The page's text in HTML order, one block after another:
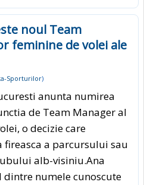
noul Team
feminine de volei ale
Sporturilor)
anunta numirea
de Team Manager al
o decizie care
fireasca a parcursului sau
alb-visiniu.Ana
dintre numele cunoscute